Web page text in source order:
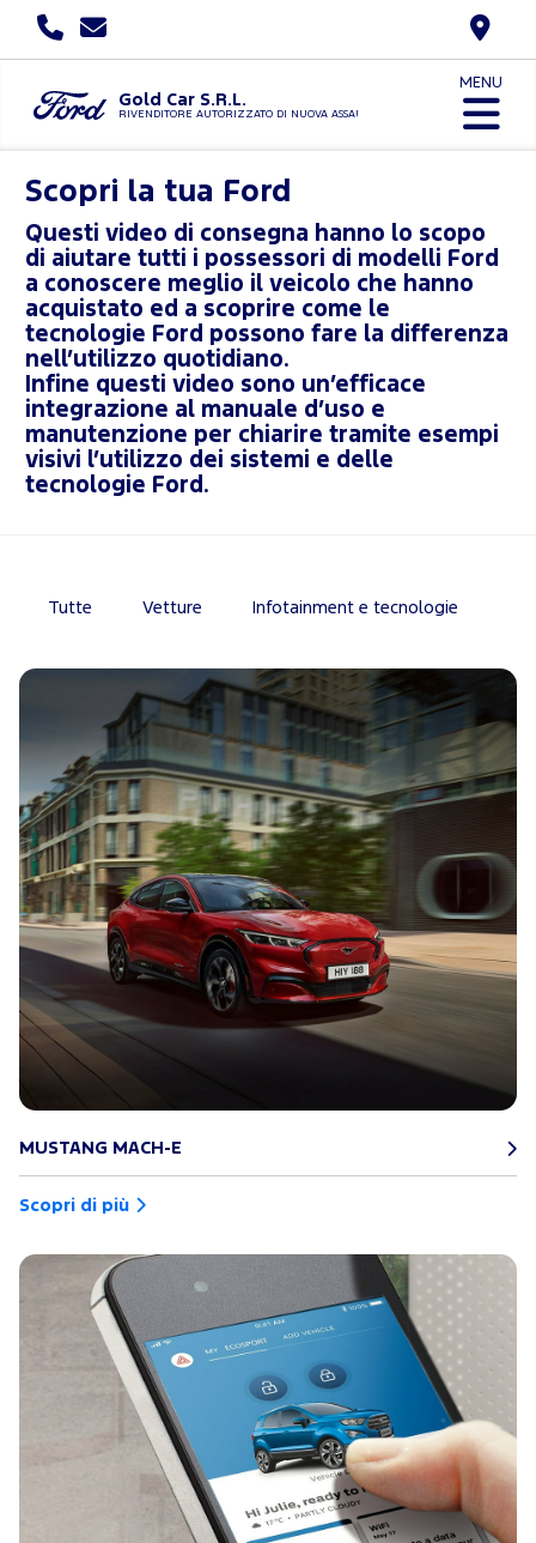
Gold Car S.R.L.
RIVENDITORE AUTORIZZATO DI NUOVA ASSAUTO
MENU
Scopri la tua Ford
Questi video di consegna hanno lo scopo
di aiutare tutti i possessori di modelli Ford
a conoscere meglio il veicolo che hanno
acquistato ed a scoprire come le
tecnologie Ford possono fare la differenza
nell’utilizzo quotidiano.
Infine questi video sono un’efficace
integrazione al manuale d’uso e
manutenzione per chiarire tramite esempi
visivi l’utilizzo dei sistemi e delle
tecnologie Ford.
Tutte Vetture Infotainment e tecnologie
MUSTANG MACH-E
Scopri di più